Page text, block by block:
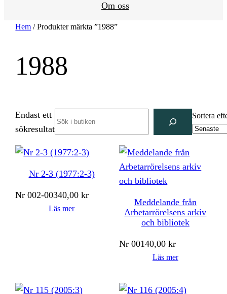
Om oss
Hem / Produkter märkta ”1988”
1988
Endast ett
sökresultat
Sortera
Nr 2-3 (1977:2-3)
Nr 002-00340,00kr
Läs mer
Meddelande från
Arbetarrörelsens arkiv
och bibliotek
Nr 00140,00kr
Läs mer